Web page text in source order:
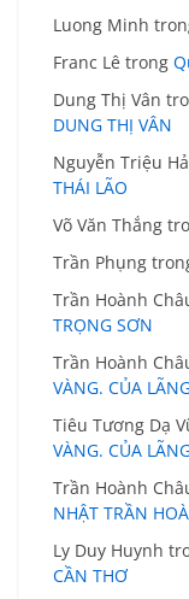
Luong Minh
Franc Lê trong
Dung Thị Vân
DUNG THỊ VÂN
Nguyễn Triệu
THÁI LÃO
Võ Văn Thắng
Trần Phụng
Trần Hoành
TRỌNG SƠN
Trần Hoành
VÀNG. CỦA
Tiêu Tương Dạ
VÀNG. CỦA
Trần Hoành
NHẬT TRẦN
Ly Duy Huynh
CẦN THƠ